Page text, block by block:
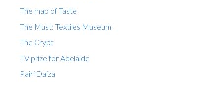
The map of Taste
The Must: Textiles Museum
The Crypt
TV prize for Adelaide
Pairi Daiza